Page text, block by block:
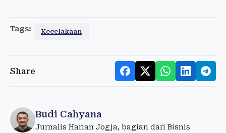
Tags: Kecelakaan
Share
Budi Cahyana
Jurnalis Harian Jogja, bagian dari Bisnis